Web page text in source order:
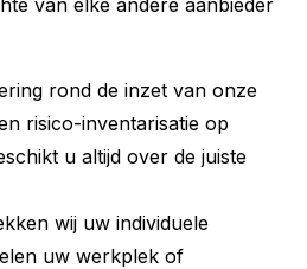
van elke andere aanbieder
rond de inzet van onze
risico-inventarisatie op
u altijd over de juiste
wij uw individuele
uw werkplek of